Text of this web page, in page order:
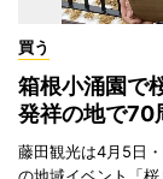
買う
箱根小涌園で
発祥の地で70
藤田観光は4月5日